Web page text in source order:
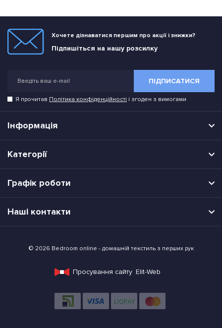
Хочете дізнаватися першим про акції і знижки?
Підпишіться на нашу розсилку
ПІДПИСАТИСЯ
Я прочитав Політика конфіденційності і згоден з вимогами
Інформація
Категорії
Графік роботи
Наші контакти
© 2026 Bedroom online - домашній текстиль з перших рук
Просування сайту Elit-Web